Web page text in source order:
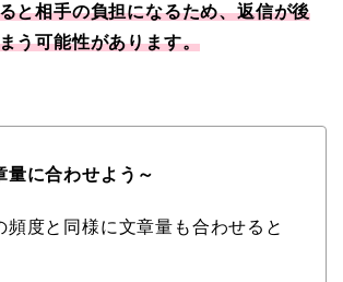
と相手の負担になるため、返信が後
う可能性があります。
量に合わせよう～
頻度と同様に文章量も合わせると